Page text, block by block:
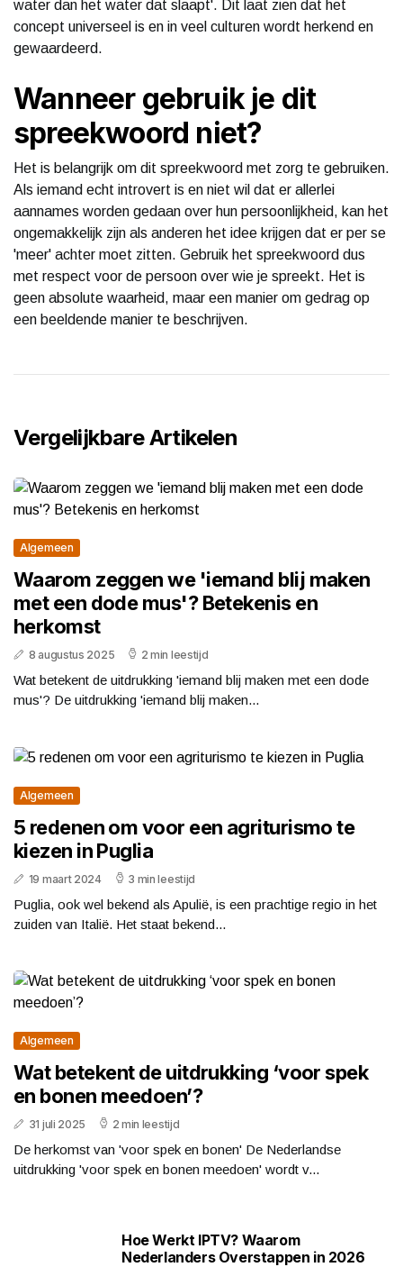
water dan het water dat slaapt'. Dit laat zien dat het
concept universeel is en in veel culturen wordt herkend en
gewaardeerd.
Wanneer gebruik je dit
spreekwoord niet?
Het is belangrijk om dit spreekwoord met zorg te gebruiken.
Als iemand echt introvert is en niet wil dat er allerlei
aannames worden gedaan over hun persoonlijkheid, kan het
ongemakkelijk zijn als anderen het idee krijgen dat er per se
'meer' achter moet zitten. Gebruik het spreekwoord dus
met respect voor de persoon over wie je spreekt. Het is
geen absolute waarheid, maar een manier om gedrag op
een beeldende manier te beschrijven.
Vergelijkbare Artikelen
Algemeen
Waarom zeggen we 'iemand blij maken
met een dode mus'? Betekenis en
herkomst
8 augustus 2025 2 min leestijd
Wat betekent de uitdrukking 'iemand blij maken met een dode
mus'? De uitdrukking 'iemand blij maken...
Algemeen
5 redenen om voor een agriturismo te
kiezen in Puglia
19 maart 2024 3 min leestijd
Puglia, ook wel bekend als Apulië, is een prachtige regio in het
zuiden van Italië. Het staat bekend...
Algemeen
Wat betekent de uitdrukking ‘voor spek
en bonen meedoen’?
31 juli 2025 2 min leestijd
De herkomst van 'voor spek en bonen' De Nederlandse
uitdrukking 'voor spek en bonen meedoen' wordt v...
Hoe Werkt IPTV? Waarom
Nederlanders Overstappen in 2026